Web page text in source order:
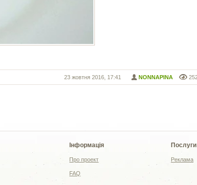
NONNAPINA
23 жовтня 2016, 17:41
Інформація
Про проект
FAQ
Послуги
Реклама